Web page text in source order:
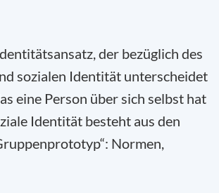
der bezüglich des
sozialen Identität unterscheidet
eine Person über sich selbst hat
Identität besteht aus den
Normen,